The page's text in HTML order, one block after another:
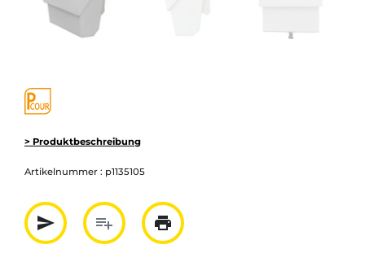
> Produktbeschreibung
Artikelnummer : p1135105
send
Partager par mail
playlist_add
Ajouter à la liste
print
Imprimer